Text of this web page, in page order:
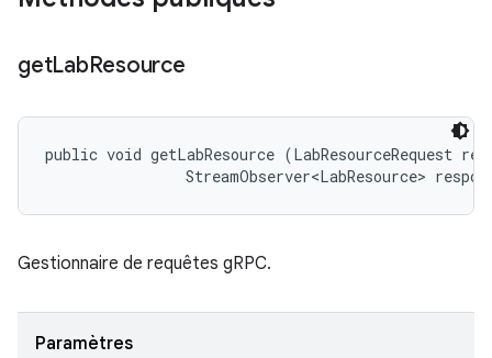
getLabResource
public void getLabResource (LabResourceRequest
StreamObserver<LabResource>
Gestionnaire de requêtes gRPC.
Paramètres